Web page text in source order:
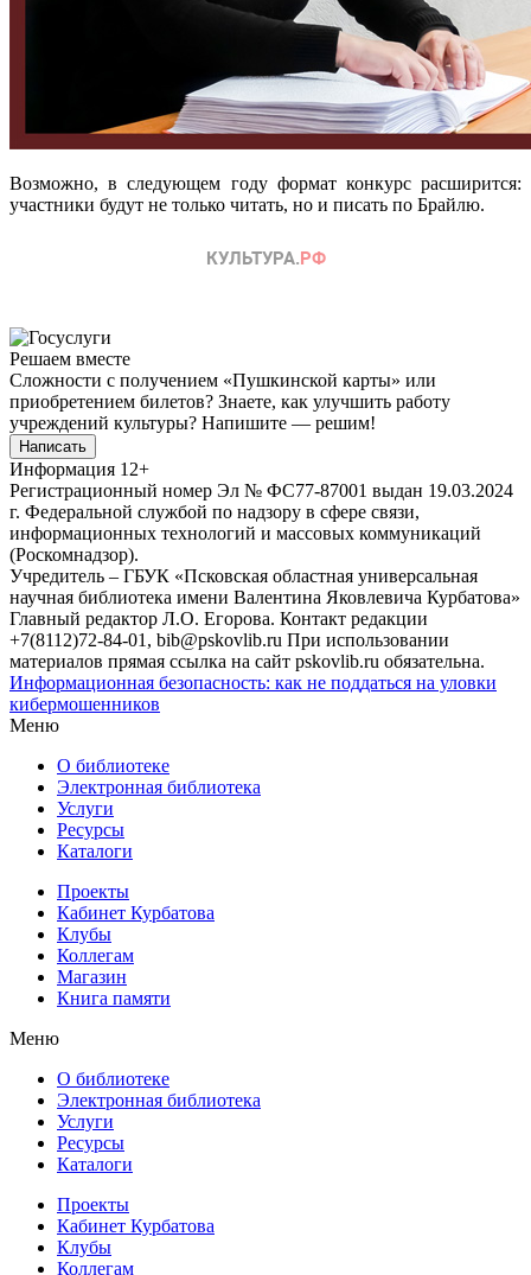
Возможно, в следующем году формат конкурс расширится:
участники будут не только читать, но и писать по Брайлю.
Решаем вместе
Сложности с получением «Пушкинской карты» или
приобретением билетов? Знаете, как улучшить работу
учреждений культуры? Напишите — решим!
Написать
Информация 12+
Регистрационный номер Эл № ФС77-87001 выдан 19.03.2024
г. Федеральной службой по надзору в сфере связи,
информационных технологий и массовых коммуникаций
(Роскомнадзор).
Учредитель – ГБУК «Псковская областная универсальная
научная библиотека имени Валентина Яковлевича Курбатова»
Главный редактор Л.О. Егорова. Контакт редакции
+7(8112)72-84-01, bib@pskovlib.ru При использовании
материалов прямая ссылка на сайт pskovlib.ru обязательна.
Информационная безопасность: как не поддаться на уловки
кибермошенников
Меню
О библиотеке
Электронная библиотека
Услуги
Ресурсы
Каталоги
Проекты
Кабинет Курбатова
Клубы
Коллегам
Магазин
Книга памяти
Меню
О библиотеке
Электронная библиотека
Услуги
Ресурсы
Каталоги
Проекты
Кабинет Курбатова
Клубы
Коллегам